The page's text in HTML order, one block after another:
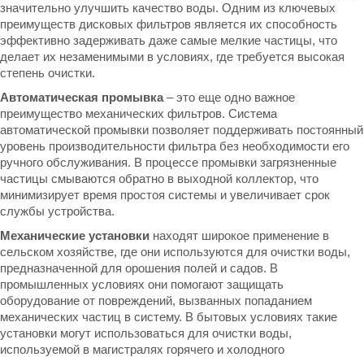
значительно улучшить качество воды. Одним из ключевых
преимуществ дисковых фильтров является их способность
эффективно задерживать даже самые мелкие частицы, что
делает их незаменимыми в условиях, где требуется высокая
степень очистки.
Автоматическая промывка– это еще одно важное
преимущество механических фильтров. Система
автоматической промывки позволяет поддерживать постоянный
уровень производительности фильтра без необходимости его
ручного обслуживания. В процессе промывки загрязненные
частицы смываются обратно в выходной коллектор, что
минимизирует время простоя системы и увеличивает срок
службы устройства.
Механические установки находят широкое применение в
сельском хозяйстве, где они используются для очистки воды,
предназначенной для орошения полей и садов. В
промышленных условиях они помогают защищать
оборудование от повреждений, вызванных попаданием
механических частиц в систему. В бытовых условиях такие
установки могут использоваться для очистки воды,
используемой в магистралях горячего и холодного